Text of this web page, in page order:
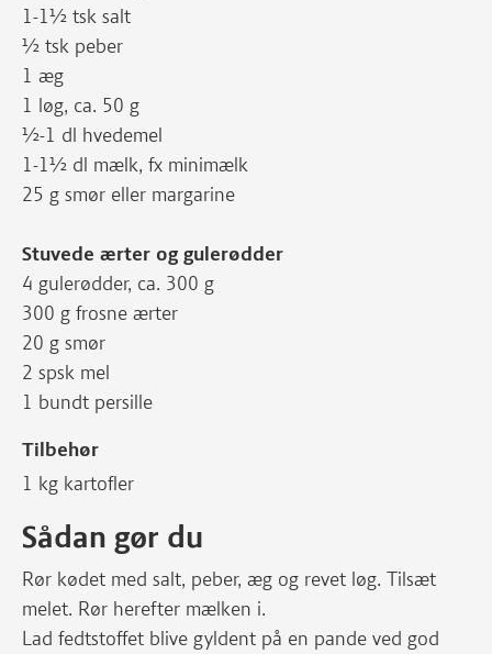
1-1½ tsk salt
½ tsk peber
1 æg
1 løg, ca. 50 g
½-1 dl hvedemel
1-1½ dl mælk, fx minimælk
25 g smør eller margarine
Stuvede ærter og gulerødder
4 gulerødder, ca. 300 g
300 g frosne ærter
20 g smør
2 spsk mel
1 bundt persille
Tilbehør
1 kg kartofler
Sådan gør du
Rør kødet med salt, peber, æg og revet løg. Tilsæt
melet. Rør herefter mælken i.
Lad fedtstoffet blive gyldent på en pande ved god